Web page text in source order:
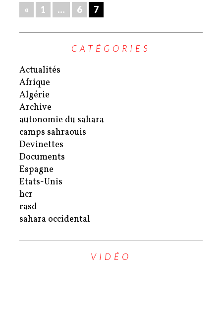
« 1 … 6 7
CATÉGORIES
Actualités
Afrique
Algérie
Archive
autonomie du sahara
camps sahraouis
Devinettes
Documents
Espagne
Etats-Unis
hcr
rasd
sahara occidental
VIDÉO